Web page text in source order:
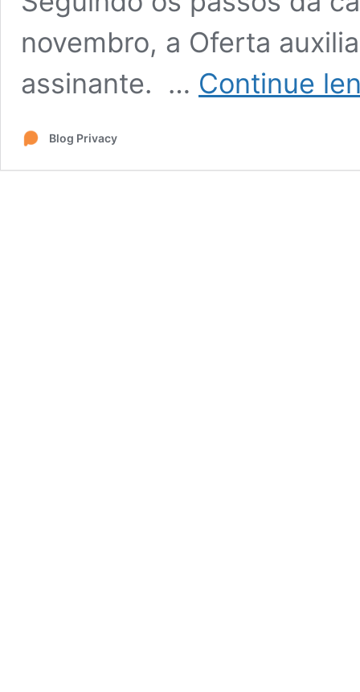
novembro, a Oferta
assinante. … Continue
Blog Privacy